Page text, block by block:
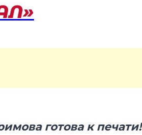
готова к печати!